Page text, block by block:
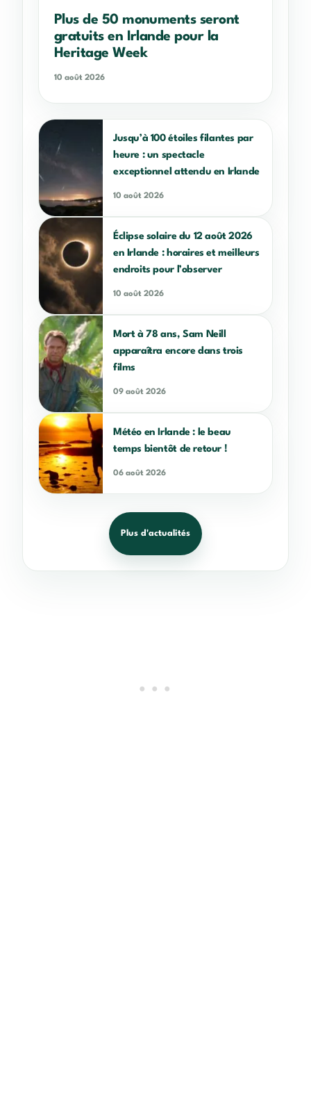
Plus de 50 monuments seront
gratuits en Irlande pour la
Heritage Week
10 août 2026
Jusqu’à 100 étoiles filantes par
heure : un spectacle
exceptionnel attendu en Irlande
10 août 2026
Éclipse solaire du 12 août 2026
en Irlande : horaires et meilleurs
endroits pour l’observer
10 août 2026
Mort à 78 ans, Sam Neill
apparaîtra encore dans trois
films
09 août 2026
Météo en Irlande : le beau
temps bientôt de retour !
06 août 2026
Plus d'actualités